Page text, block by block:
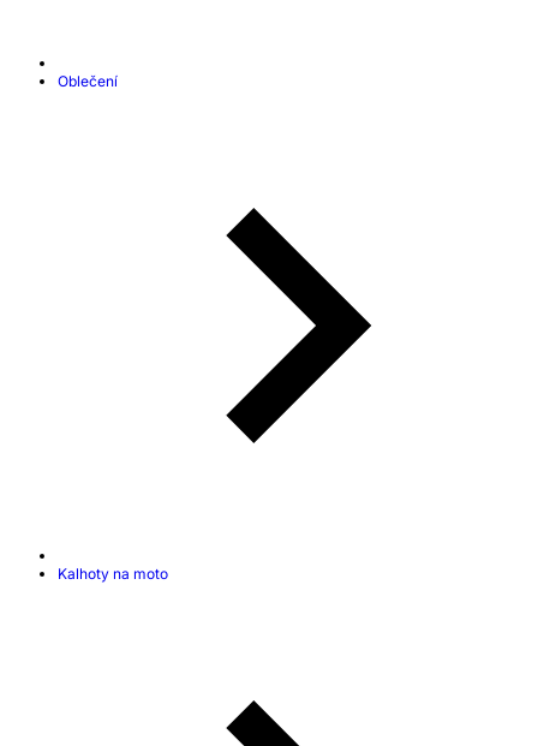
Oblečení
Kalhoty na moto